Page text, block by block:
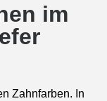
im
Zahnfarben. In